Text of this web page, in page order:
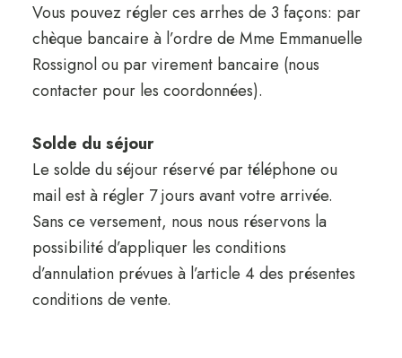
Vous pouvez régler ces arrhes de 3 façons: par
chèque bancaire à l’ordre de Mme Emmanuelle
Rossignol ou par virement bancaire (nous
contacter pour les coordonnées).
Solde du séjour
Le solde du séjour réservé par téléphone ou
mail est à régler 7 jours avant votre arrivée.
Sans ce versement, nous nous réservons la
possibilité d’appliquer les conditions
d’annulation prévues à l’article 4 des présentes
conditions de vente.